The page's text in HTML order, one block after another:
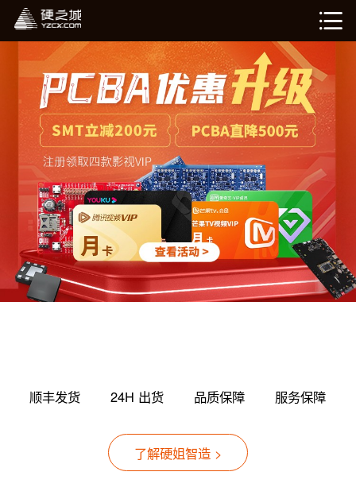
硬姐智造
在线计价（敬请期待）
我的订单（敬请期待）
企业介绍
新闻资讯
退出登录
顺丰发货 24H 出货 品质保障 服务保障
了解硬姐智造 >